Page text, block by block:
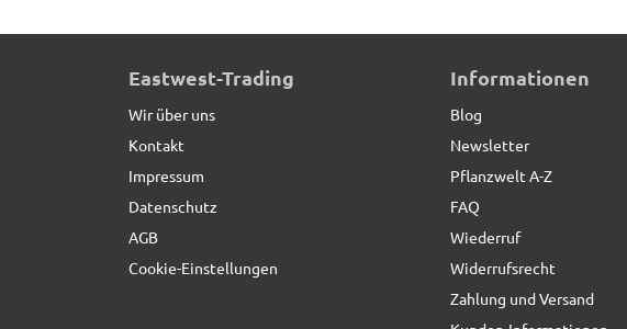
Beeteinfassung VERDURA aus Cortenstahl, Längsstücke
Eastwest-Trading
Wir über uns
Kontakt
Impressum
Datenschutz
AGB
Cookie-Einstellungen
Informationen
Blog
Newsletter
Pflanzwelt A-Z
FAQ
Wiederruf
Widerrufsrecht
Zahlung und Versand